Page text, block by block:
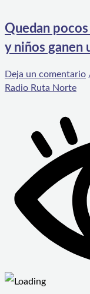
Quedan
y niños ganen
Deja un comentario
Radio Ruta Norte